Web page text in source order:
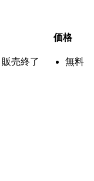
価格
販売終了 無料